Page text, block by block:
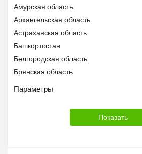
Помощь животным Беларуси
Амурская область
Архангельская область
Астраханская область
Башкортостан
Белгородская область
Брянская область
Бурятия
Волгоградская область
Вологодская область
Параметры